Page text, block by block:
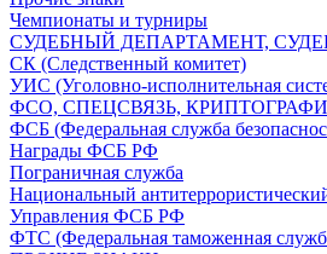
Чемпионаты и турниры
СУДЕБНЫЙ ДЕПАРТАМЕНТ,
СК (Следственный комитет)
УИС (Уголовно-исполнительная
ФСО, СПЕЦСВЯЗЬ,
ФСБ (Федеральная служба
Награды ФСБ РФ
Пограничная служба
Национальный
Управления ФСБ РФ
ФТС (Федеральная таможенная